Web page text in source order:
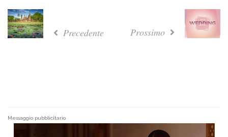
Precedente Prossimo
Messaggio pubblicitario